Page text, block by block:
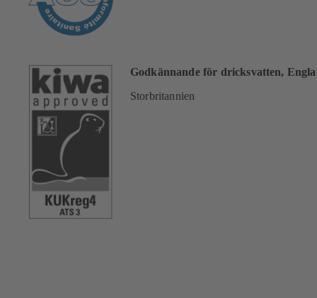
Godkännande för dricksvatten,
Storbritannien